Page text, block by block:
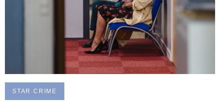
STAR CRIME